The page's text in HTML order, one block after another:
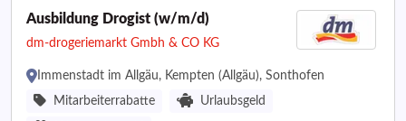
Ausbildung Drogist (w/m/d)
dm-drogeriemarkt Gmbh & CO KG
Immenstadt im Allgäu, Kempten (Allgäu), Sonthofen
Mitarbeiterrabatte
Urlaubsgeld